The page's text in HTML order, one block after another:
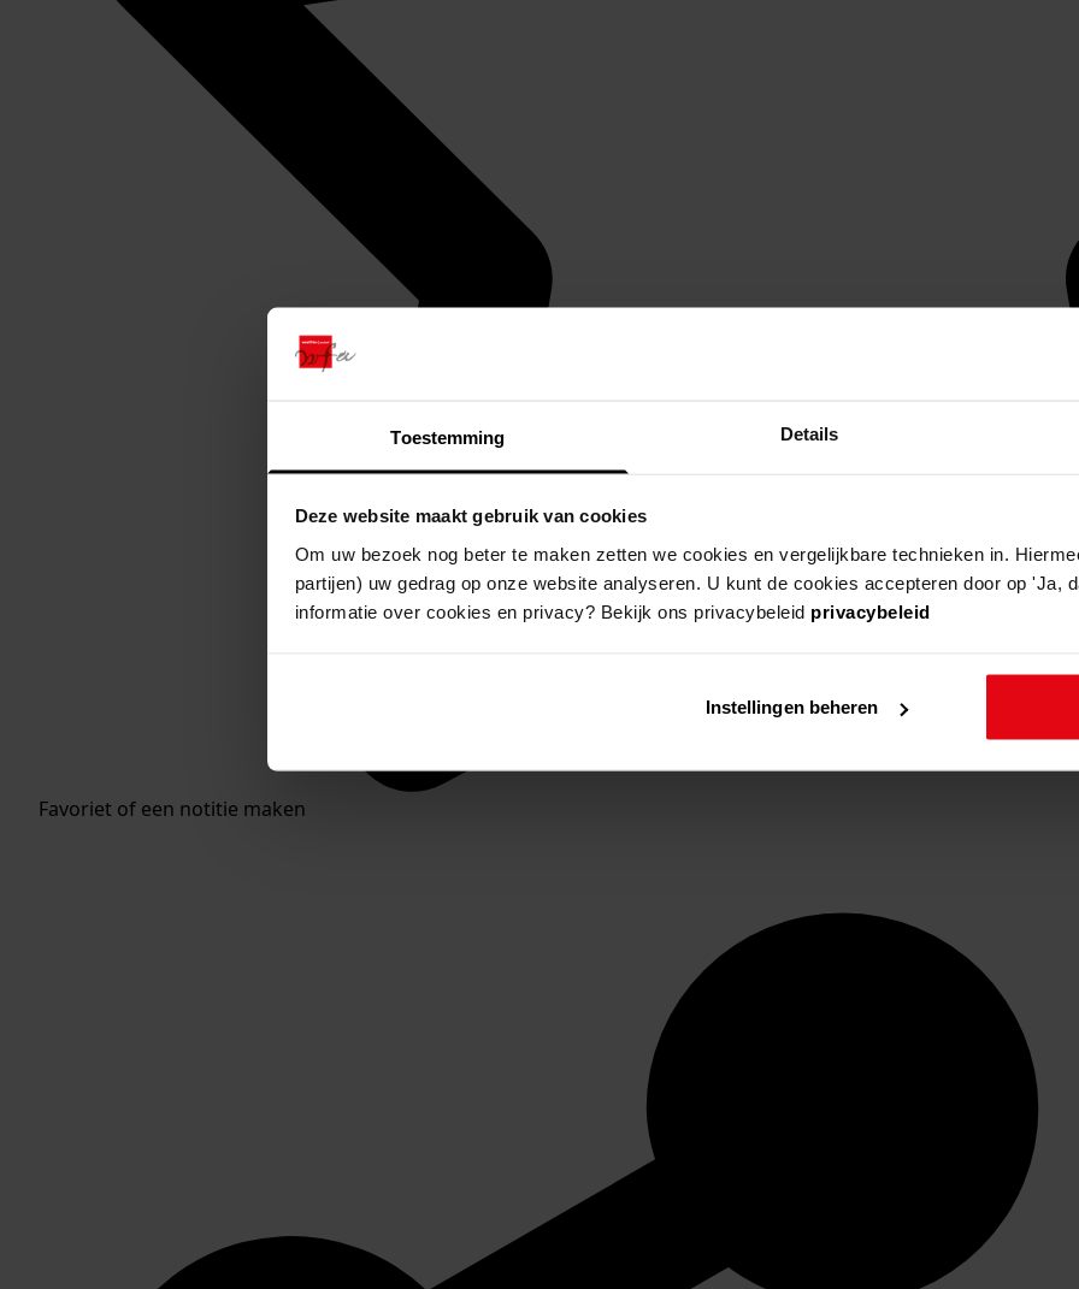
Toestemming Details
Deze website maakt gebruik van cookies
Om uw bezoek nog beter te maken zetten we cookies en vergelijkbare technieken in.
partijen) uw gedrag op onze website analyseren. U kunt de cookies accepteren door op 'Ja,
informatie over cookies en privacy? Bekijk ons privacybeleid privacybeleid
Instellingen beheren
Favoriet of een notitie maken